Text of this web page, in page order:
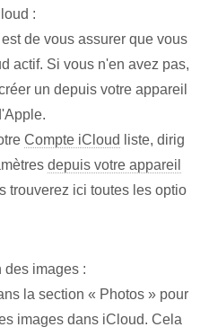
:
de vous assurer que vous
actif. Si vous n'en avez pas,
un depuis votre appareil
Compte iCloud
liste, ⁤dirig
depuis votre appareil
trouverez ici toutes les optio
des images :
la section « Photos » pour
images dans iCloud. ⁣Cela